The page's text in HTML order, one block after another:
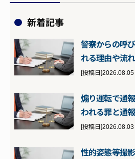
新着記事
警察からの呼
れる理由や流
[投稿日]2026.08.05
煽り運転で通
われる罪と通
[投稿日]2026.08.03
性的姿態等撮